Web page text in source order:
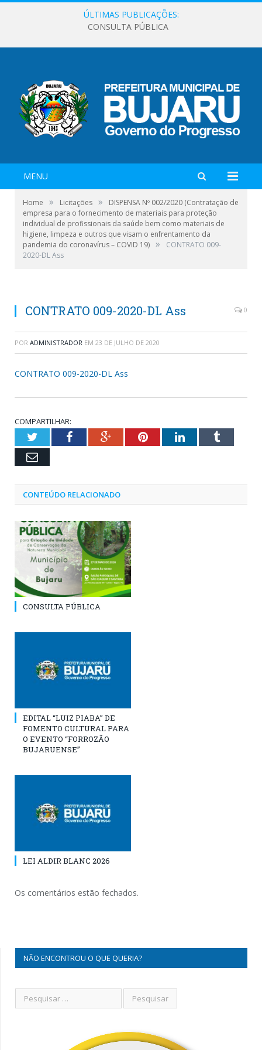
ÚLTIMAS PUBLICAÇÕES:
CONSULTA PÚBLICA
MENU
Home » Licitações »
DISPENSA Nº 002/2020 (Contratação de
empresa para o fornecimento de materiais para proteção
individual de profissionais da saúde bem como materiais de
higiene, limpeza e outros que visam o enfrentamento da
pandemia do coronavírus – COVID 19) »
CONTRATO 009-
2020-DL Ass
CONTRATO 009-2020-DL Ass 0
POR ADMINISTRADOR EM 23 DE JULHO DE 2020
CONTRATO 009-2020-DL Ass
COMPARTILHAR:
TwitterFacebookGoogle+PinterestLinkedInTumblr
Email
CONTEÚDO RELACIONADO
CONSULTA PÚBLICA
EDITAL “LUIZ PIABA” DE
FOMENTO CULTURAL PARA
O EVENTO “FORROZÃO
BUJARUENSE”
LEI ALDIR BLANC 2026
Os comentários estão fechados.
NÃO ENCONTROU O QUE QUERIA?